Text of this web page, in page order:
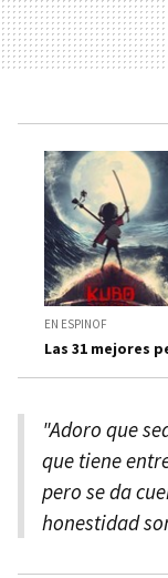
EN ESPINOF
Las 31 mejores
"Adoro que
que tiene
pero se da
honestidad